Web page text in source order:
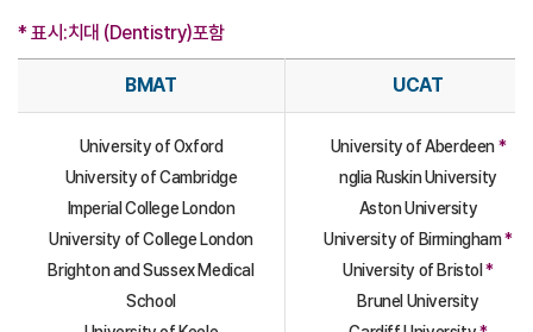
* 표시:치대 (Dentistry)포함
BMAT UCAT
University of Oxford
University of Cambridge
Imperial College London
University of College London
Brighton and Sussex Medical
School
University of Aberdeen*
nglia Ruskin University
Aston University
University of Birmingham*
University of Bristol*
Brunel University